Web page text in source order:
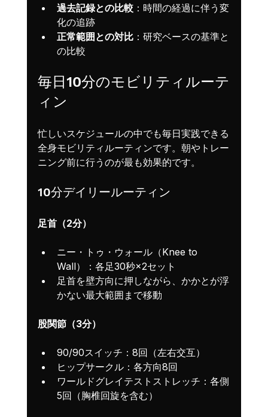
過去記録との比較：時間の経過に伴う変
化の追跡
正常範囲との対比：研究ベースの基準と
の比較
毎日10分のモビリティルーテ
ィン
忙しいスケジュールの中でも毎日実践できる
全身モビリティルーティンです。朝やトレー
ニング前に行うのが最も効果的です。
10分デイリールーティン
足首（2分）
ニー・トゥ・ウォール（Knee to
Wall）：各足30秒×2セット
足首を壁方向に押しながら、かかとが浮
かない最大範囲まで移動
股関節（3分）
90/90スイッチ：8回（左右交互）
ヒップサークル：各方向8回
ワールドグレイテストストレッチ：各側
5回（胸椎回旋を含む）